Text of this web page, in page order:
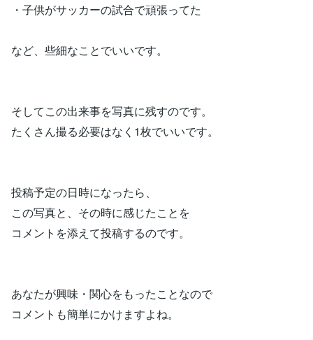
・子供がサッカーの試合で頑張ってた
など、些細なことでいいです。
そしてこの出来事を写真に残すのです。
たくさん撮る必要はなく1枚でいいです。
投稿予定の日時になったら、
この写真と、その時に感じたことを
コメントを添えて投稿するのです。
あなたが興味・関心をもったことなので
コメントも簡単にかけますよね。